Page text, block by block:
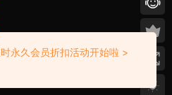
永久会员折扣活动开始啦 >